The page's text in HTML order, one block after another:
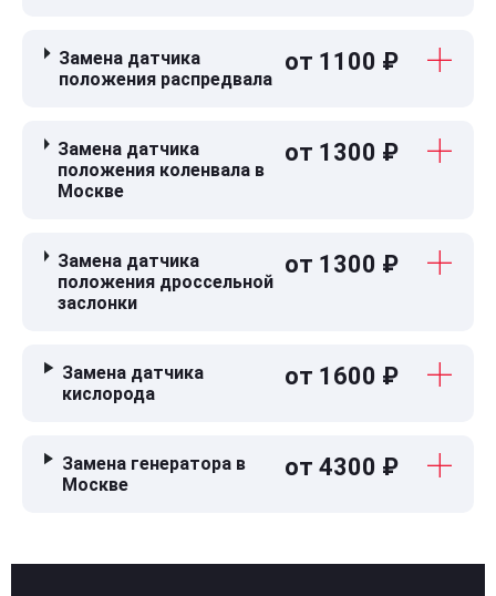
Замена датчика
положения распредвала
от 1100 ₽
Замена датчика
положения коленвала в
Москве
от 1300 ₽
Замена датчика
положения дроссельной
заслонки
от 1300 ₽
Замена датчика
кислорода
от 1600 ₽
Замена генератора в
Москве
от 4300 ₽